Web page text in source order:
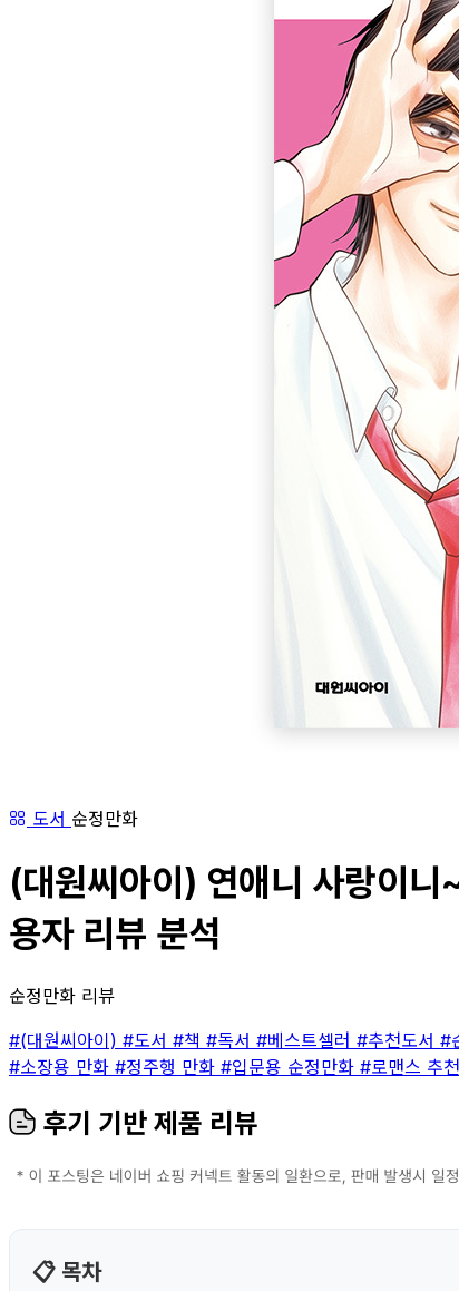
도서 순정만화
(대원씨아이) 연애니 사랑이
용자 리뷰 분석
순정만화 리뷰
#(대원씨아이) #도서 #책 #독서 #베스트셀러 #추천도서 #
#소장용 만화 #정주행 만화 #입문용 순정만화 #로맨스 추천
후기 기반 제품 리뷰
📋 목차